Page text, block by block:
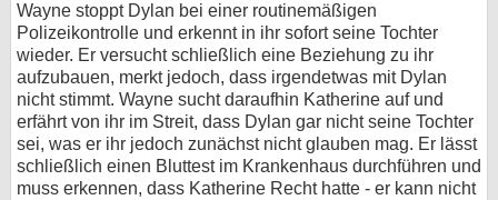
Wayne stoppt Dylan bei einer routinemäßigen
Polizeikontrolle und erkennt in ihr sofort seine Tochter
wieder. Er versucht schließlich eine Beziehung zu ihr
aufzubauen, merkt jedoch, dass irgendetwas mit Dylan
nicht stimmt. Wayne sucht daraufhin Katherine auf und
erfährt von ihr im Streit, dass Dylan gar nicht seine Tochter
sei, was er ihr jedoch zunächst nicht glauben mag. Er lässt
schließlich einen Bluttest im Krankenhaus durchführen und
muss erkennen, dass Katherine Recht hatte - er kann nicht
Desktop-Ansicht
myFanbase